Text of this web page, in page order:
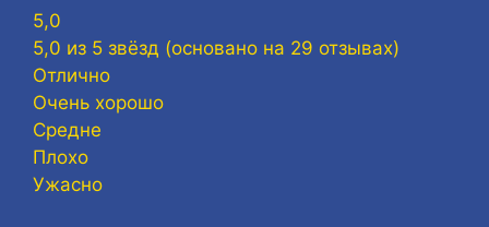
5,0
5,0 из 5 звёзд (основано на 29 отзывах)
Отлично
Очень хорошо
Средне
Плохо
Ужасно